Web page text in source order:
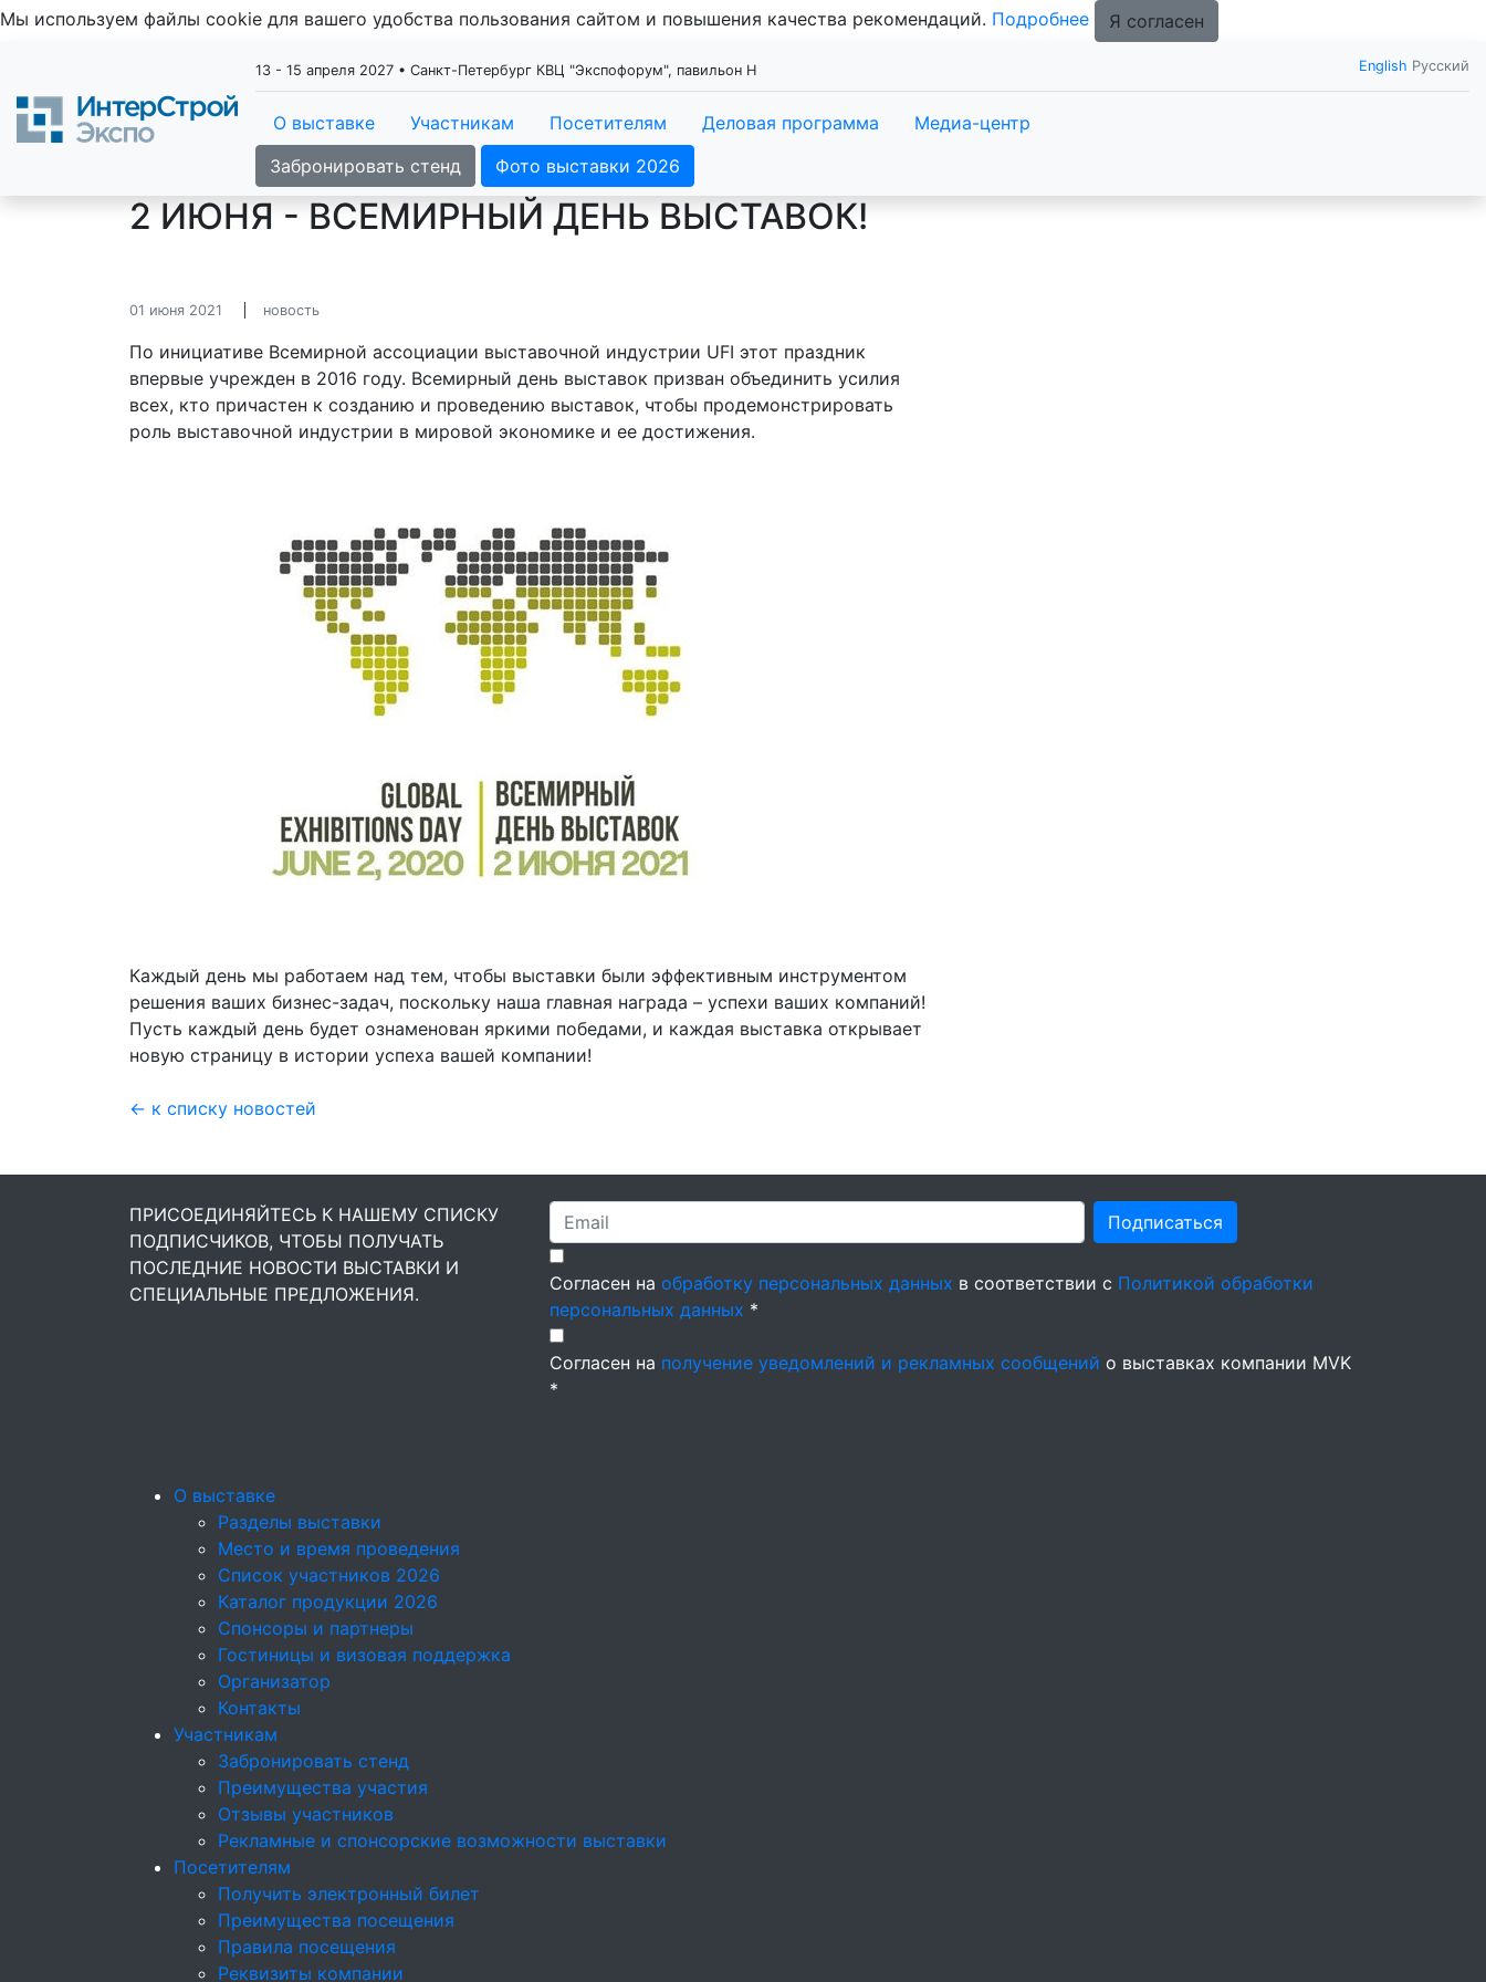
Мы используем файлы cookie для вашего удобства пользования сайтом и повышения качества рекомендаций. Подробнее Я согласен
13 - 15 апреля 2027 • Санкт-Петербург КВЦ "Экспофорум", павильон Н English Русский
О выставке Участникам Посетителям Деловая программа
Медиа-центр
Забронировать стенд
Фото выставки 2026
2 ИЮНЯ - ВСЕМИРНЫЙ ДЕНЬ ВЫСТАВОК!
01 июня 2021 новость
По инициативе Всемирной ассоциации выставочной индустрии UFI этот праздник
впервые учрежден в 2016 году. Всемирный день выставок призван объединить усилия
всех, кто причастен к созданию и проведению выставок, чтобы продемонстрировать
роль выставочной индустрии в мировой экономике и ее достижения.
Каждый день мы работаем над тем, чтобы выставки были эффективным инструментом
решения ваших бизнес-задач, поскольку наша главная награда – успехи ваших компаний!
Пусть каждый день будет ознаменован яркими победами, и каждая выставка открывает
новую страницу в истории успеха вашей компании!
← к списку новостей
ПРИСОЕДИНЯЙТЕСЬ К НАШЕМУ СПИСКУ
ПОДПИСЧИКОВ, ЧТОБЫ ПОЛУЧАТЬ
ПОСЛЕДНИЕ НОВОСТИ ВЫСТАВКИ И
СПЕЦИАЛЬНЫЕ ПРЕДЛОЖЕНИЯ.
Подписаться
Согласен на обработку персональных данных в соответствии с Политикой обработки
персональных данных *
Согласен на получение уведомлений и рекламных сообщений о выставках компании MVK
*
О выставке
Разделы выставки
Место и время проведения
Список участников 2026
Каталог продукции 2026
Спонсоры и партнеры
Гостиницы и визовая поддержка
Организатор
Контакты
Участникам
Забронировать стенд
Преимущества участия
Отзывы участников
Рекламные и спонсорские возможности выставки
Посетителям
Получить электронный билет
Преимущества посещения
Правила посещения
Реквизиты компании